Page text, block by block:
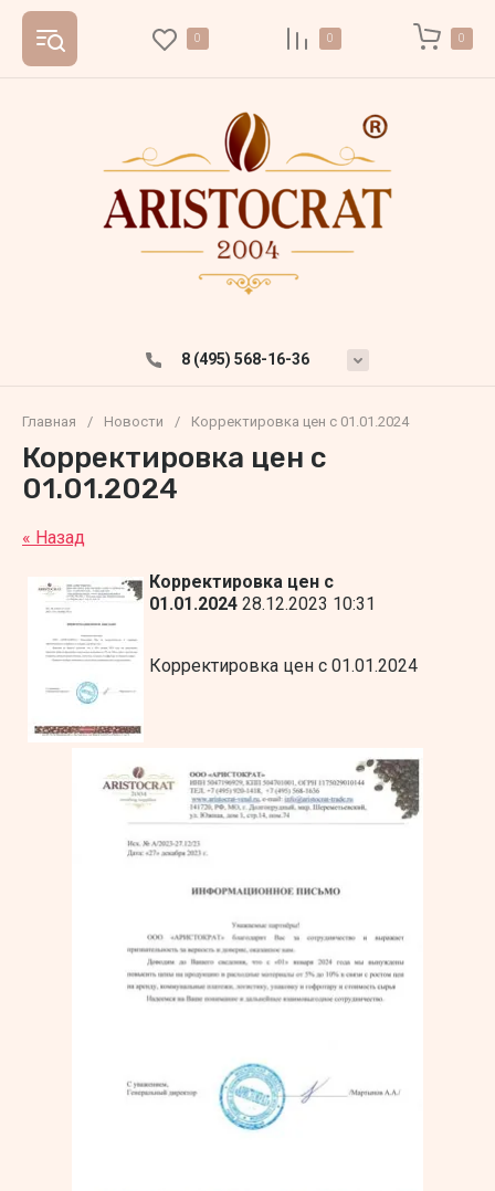
0 0 0
8 (495) 568-16-36
Главная / Новости / Корректировка цен с 01.01.2024
Корректировка цен с
01.01.2024
« Назад
Корректировка цен с
01.01.2024 28.12.2023 10:31
Корректировка цен с 01.01.2024